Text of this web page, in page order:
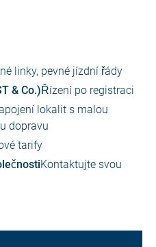
linky, pevné jízdní řády
& Co.)Řízení po registraci
lokalit s malou
dopravu
tarify
Kontaktujte svou